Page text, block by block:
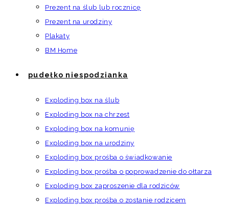
Prezent na ślub lub rocznicę
Prezent na urodziny
Plakaty
BM Home
pudełko niespodzianka
Exploding box na ślub
Exploding box na chrzest
Exploding box na komunię
Exploding box na urodziny
Exploding box prośba o świadkowanie
Exploding box prośba o poprowadzenie do ołtarza
Exploding box zaproszenie dla rodziców
Exploding box prośba o zostanie rodzicem